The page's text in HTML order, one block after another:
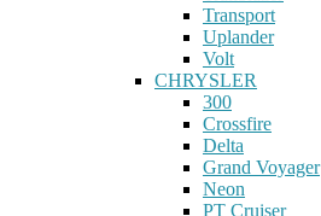
Transport
Uplander
Volt
CHRYSLER
300
Crossfire
Delta
Grand Voyager
Neon
PT Cruiser